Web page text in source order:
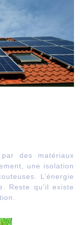
des matériaux
une isolation
L’énergie
Reste qu’il existe